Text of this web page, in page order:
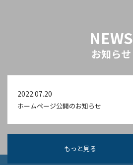
NEWS
お知らせ
2022.07.20
ホームページ公開のお知らせ
もっと見る